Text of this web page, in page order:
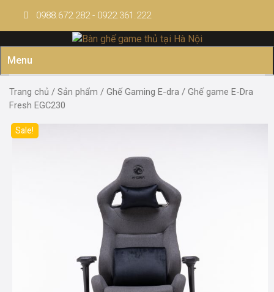
0988.672.282 - 0922.361.222
Menu
Trang chủ / Sản phẩm / Ghế Gaming E-dra / Ghế game E-Dra
Fresh EGC230
Sale!